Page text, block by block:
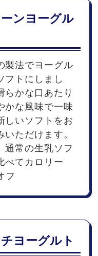
ンヨーグル
製法でヨーグル
フトにしまし
らかな口あたり
かな風味で一味
しいソフトをお
いただけます。
通常の生乳ソフ
べてカロリー
フ
ヨーグルト